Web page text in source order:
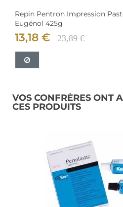
Repin Pentron Impression
Eugénol 425g
13,18 € 23,89 €
VOS CONFRÈRES ONT
CES PRODUITS